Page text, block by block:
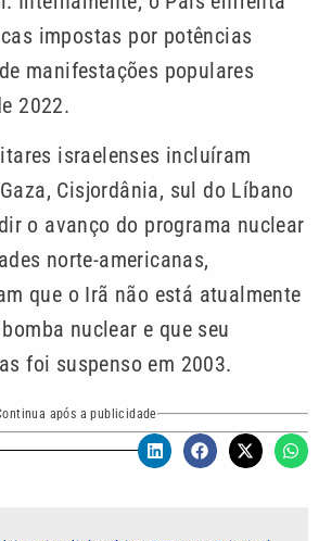
impostas por potências
manifestações populares
2022.
israelenses incluíram
Cisjordânia, sul do Líbano
o avanço do programa nuclear
norte-americanas,
que o Irã não está atualmente
nuclear e que seu
foi suspenso em 2003.
após a publicidade